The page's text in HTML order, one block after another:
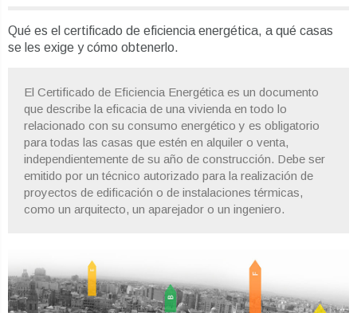
Qué es el certificado de eficiencia energética, a qué casas
se les exige y cómo obtenerlo.
El Certificado de Eficiencia Energética es un documento
que describe la eficacia de una vivienda en todo lo
relacionado con su consumo energético y es obligatorio
para todas las casas que estén en alquiler o venta,
independientemente de su año de construcción. Debe ser
emitido por un técnico autorizado para la realización de
proyectos de edificación o de instalaciones térmicas,
como un arquitecto, un aparejador o un ingeniero.